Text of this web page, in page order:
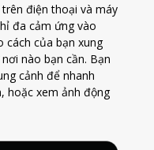
điện thoại và máy
đa cảm ứng vào
cách của bạn xung
nào bạn cần. Bạn
cảnh để nhanh
hoặc xem ảnh động